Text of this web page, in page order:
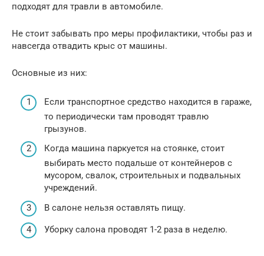
подходят для травли в автомобиле.
Не стоит забывать про меры профилактики, чтобы раз и
навсегда отвадить крыс от машины.
Основные из них:
Если транспортное средство находится в гараже,
то периодически там проводят травлю
грызунов.
Когда машина паркуется на стоянке, стоит
выбирать место подальше от контейнеров с
мусором, свалок, строительных и подвальных
учреждений.
В салоне нельзя оставлять пищу.
Уборку салона проводят 1-2 раза в неделю.